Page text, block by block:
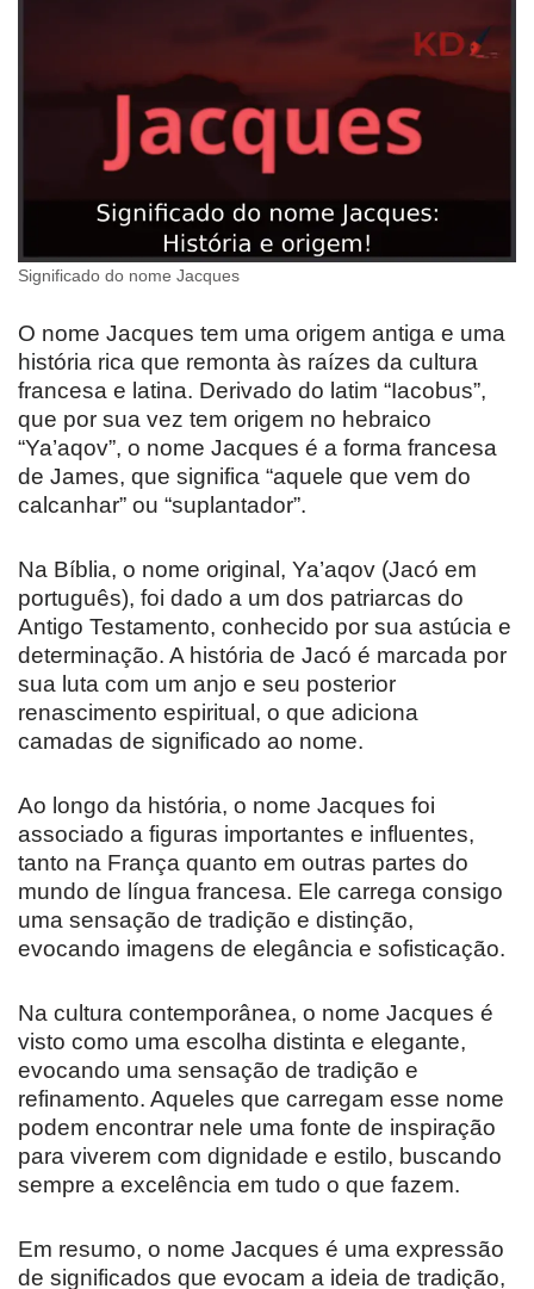
Significado do nome Jacques
O nome Jacques tem uma origem antiga e uma
história rica que remonta às raízes da cultura
francesa e latina. Derivado do latim “Iacobus”,
que por sua vez tem origem no hebraico
“Ya’aqov”, o nome Jacques é a forma francesa
de James, que significa “aquele que vem do
calcanhar” ou “suplantador”.
Na Bíblia, o nome original, Ya’aqov (Jacó em
português), foi dado a um dos patriarcas do
Antigo Testamento, conhecido por sua astúcia e
determinação. A história de Jacó é marcada por
sua luta com um anjo e seu posterior
renascimento espiritual, o que adiciona
camadas de significado ao nome.
Ao longo da história, o nome Jacques foi
associado a figuras importantes e influentes,
tanto na França quanto em outras partes do
mundo de língua francesa. Ele carrega consigo
uma sensação de tradição e distinção,
evocando imagens de elegância e sofisticação.
Na cultura contemporânea, o nome Jacques é
visto como uma escolha distinta e elegante,
evocando uma sensação de tradição e
refinamento. Aqueles que carregam esse nome
podem encontrar nele uma fonte de inspiração
para viverem com dignidade e estilo, buscando
sempre a excelência em tudo o que fazem.
Em resumo, o nome Jacques é uma expressão
de significados que evocam a ideia de tradição,